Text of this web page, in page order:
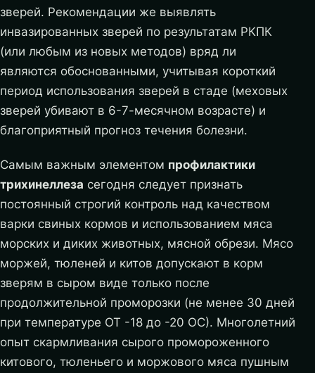
зверей. Рекомендации же выявлять
инвазированных зверей по результатам РКПК
(или любым из новых методов) вряд ли
являются обоснованными, учитывая короткий
период использования зверей в стаде (меховых
зверей убивают в 6-7-месячном возрасте) и
благоприятный прогноз течения болезни.
Самым важным элементом профилактики
трихинеллеза сегодня следует признать
постоянный строгий контроль над качеством
варки свиных кормов и использованием мяса
морских и диких животных, мясной обрези. Мясо
моржей, тюленей и китов допускают в корм
зверям в сыром виде только после
продолжительной проморозки (не менее 30 дней
при температуре ОТ -18 до -20 ОС). Многолетний
опыт скармливания сырого промороженного
китового, тюленьего и моржового мяса пушным